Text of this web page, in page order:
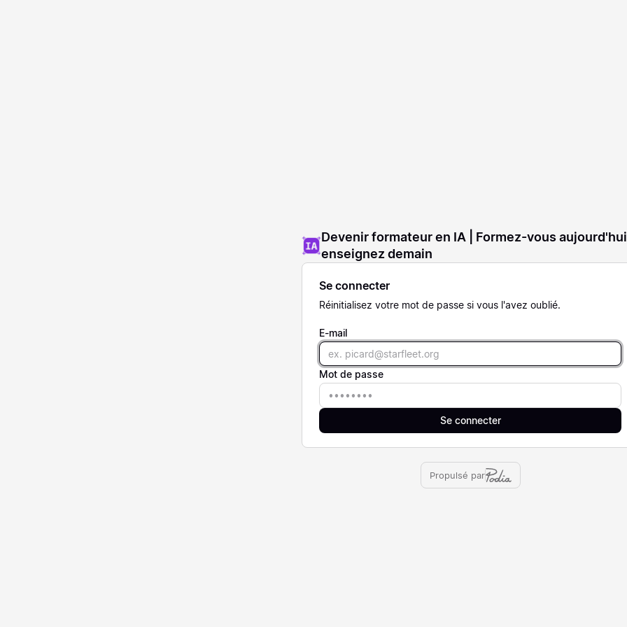
Devenir formateur en IA | Formez-vous
enseignez demain
Se connecter
Réinitialisez votre mot de passe si vous l'avez oublié.
E-mail
Email
Mot de passe
Mot de passe
Se connecter
Propulsé par